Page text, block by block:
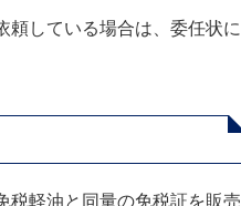
している場合は、委任状に
軽油と同量の免税証を販売